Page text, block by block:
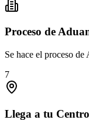
Proceso de
Se hace el proceso
7
Llega a tu Centro